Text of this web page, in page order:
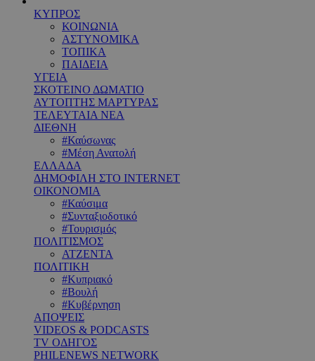
ΚΥΠΡΟΣ
ΚΟΙΝΩΝΙΑ
ΑΣΤΥΝΟΜΙΚΑ
ΤΟΠΙΚΑ
ΠΑΙΔΕΙΑ
ΥΓΕΙΑ
ΣΚΟΤΕΙΝΟ ΔΩΜΑΤΙΟ
ΑΥΤΟΠΤΗΣ ΜΑΡΤΥΡΑΣ
ΤΕΛΕΥΤΑΙΑ ΝΕΑ
ΔΙΕΘΝΗ
#Καύσωνας
#Μέση Ανατολή
ΕΛΛΑΔΑ
ΔΗΜΟΦΙΛΗ ΣΤΟ INTERNET
ΟΙΚΟΝΟΜΙΑ
#Καύσιμα
#Συνταξιοδοτικό
#Τουρισμός
ΠΟΛΙΤΙΣΜΟΣ
ΑΤΖΕΝΤΑ
ΠΟΛΙΤΙΚΗ
#Κυπριακό
#Βουλή
#Κυβέρνηση
ΑΠΟΨΕΙΣ
VIDEOS & PODCASTS
TV ΟΔΗΓΟΣ
PHILENEWS NETWORK